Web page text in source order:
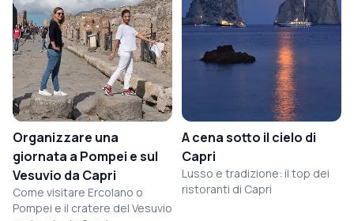
Organizzare una
giornata a Pompei e sul
Vesuvio da Capri
Come visitare Ercolano o
Pompei e il cratere del Vesuvio
A cena sotto il cielo di
Capri
Lusso e tradizione: il top dei
ristoranti di Capri